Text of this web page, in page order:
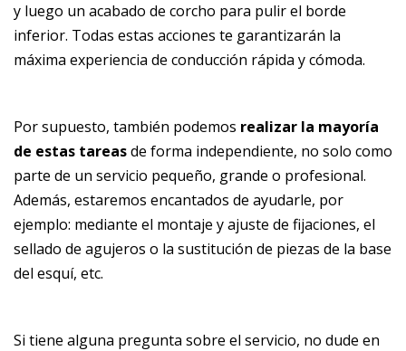
y luego un acabado de corcho para pulir el borde
inferior. Todas estas acciones te garantizarán la
máxima experiencia de conducción rápida y cómoda.
Por supuesto, también podemos realizar la mayoría
de estas tareasde forma independiente, no solo como
parte de un servicio pequeño, grande o profesional.
Además, estaremos encantados de ayudarle, por
ejemplo: mediante el montaje y ajuste de fijaciones, el
sellado de agujeros o la sustitución de piezas de la base
del esquí, etc.
Si tiene alguna pregunta sobre el servicio, no dude en